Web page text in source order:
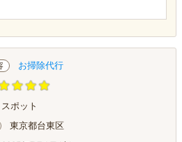
お掃除代行
スポット
東京都台東区